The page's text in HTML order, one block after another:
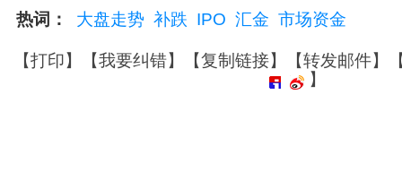
热词： 大盘走势 补跌 IPO 汇金 市场资金
【打印】【我要纠错】【复制链接】【转发邮件】
】